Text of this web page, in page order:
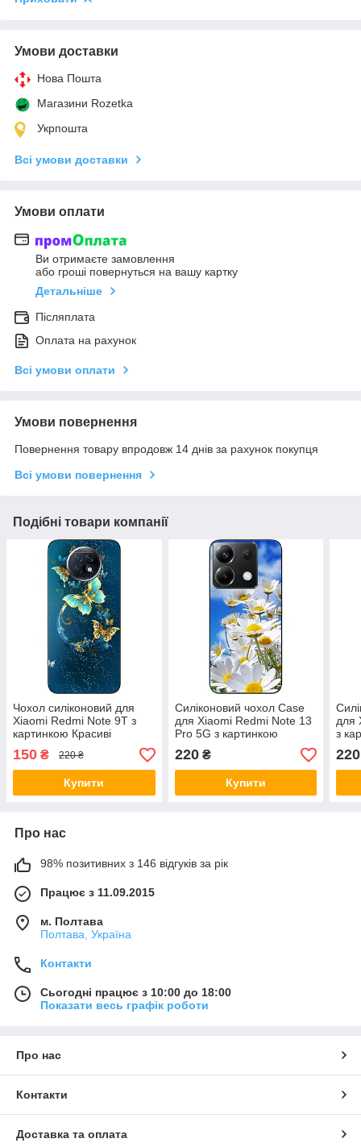
Умови доставки
Нова Пошта
Магазини Rozetka
Укрпошта
Всі умови доставки
Умови оплати
Ви отримаєте замовлення
або гроші повернуться на вашу картку
Детальніше
Післяплата
Оплата на рахунок
Всі умови оплати
Умови повернення
Повернення товару впродовж 14 днів за рахунок покупця
Всі умови повернення
Подібні товари компанії
Чохол силіконовий для
Xiaomi Redmi Note 9T з
картинкою Красиві
метелики
150 ₴ 220 ₴
Купити
Силіконовий чохол Case
для Xiaomi Redmi Note 13
Pro 5G з картинкою
Красиві ромашки
220₴
Купити
для
з
220
Про нас
98% позитивних з 146 відгуків за рік
Працює з 11.09.2015
м. Полтава
Полтава, Україна
Контакти
Сьогодні працює з 10:00 до 18:00
Показати весь графік роботи
Про нас
Контакти
Доставка та оплата